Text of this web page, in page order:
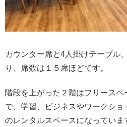
カウンター席と4人掛けテーブル
り、席数は１５席ほどです。
階段を上がった２階はフリースペ
で、学習、ビジネスやワークシ
のレンタルスペースになっていま